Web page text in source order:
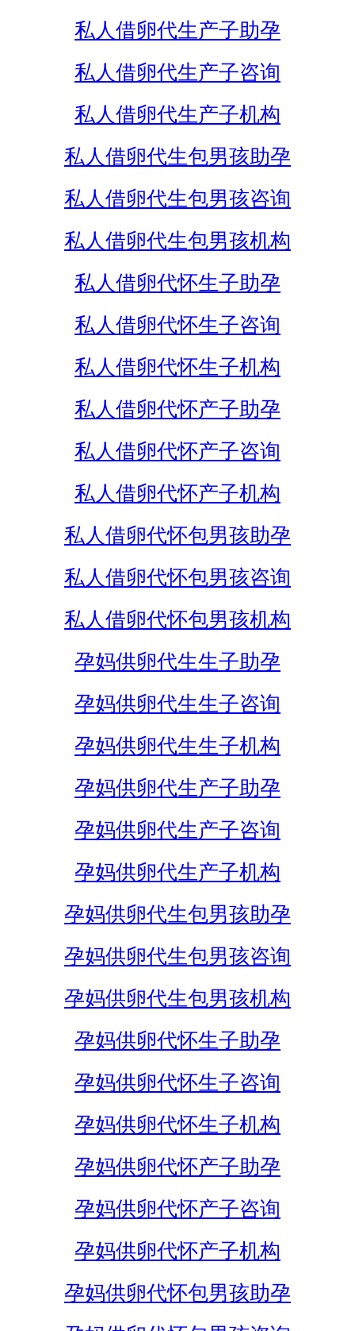
私人借卵代生产子助孕
私人借卵代生产子咨询
私人借卵代生产子机构
私人借卵代生包男孩助孕
私人借卵代生包男孩咨询
私人借卵代生包男孩机构
私人借卵代怀生子助孕
私人借卵代怀生子咨询
私人借卵代怀生子机构
私人借卵代怀产子助孕
私人借卵代怀产子咨询
私人借卵代怀产子机构
私人借卵代怀包男孩助孕
私人借卵代怀包男孩咨询
私人借卵代怀包男孩机构
孕妈供卵代生生子助孕
孕妈供卵代生生子咨询
孕妈供卵代生生子机构
孕妈供卵代生产子助孕
孕妈供卵代生产子咨询
孕妈供卵代生产子机构
孕妈供卵代生包男孩助孕
孕妈供卵代生包男孩咨询
孕妈供卵代生包男孩机构
孕妈供卵代怀生子助孕
孕妈供卵代怀生子咨询
孕妈供卵代怀生子机构
孕妈供卵代怀产子助孕
孕妈供卵代怀产子咨询
孕妈供卵代怀产子机构
孕妈供卵代怀包男孩助孕